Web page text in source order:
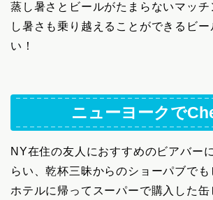
蒸し暑さとビールがたまらないマッチ
し暑さも乗り越えることができるビー
い！
ニューヨークで
NY在住の友人におすすめのビアバー
らい、乾杯三昧からのショーパブでも
ホテルに帰ってスーパーで購入した缶